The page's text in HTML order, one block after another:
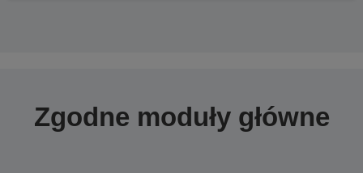
Zgodne moduły główne